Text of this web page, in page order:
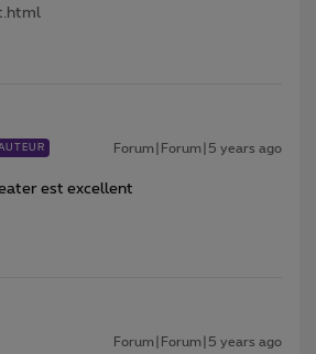
Forum|Forum|5 years ago
est excellent
Forum|Forum|5 years ago